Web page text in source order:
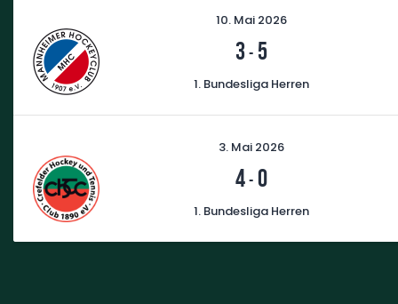
10. Mai 2026
3- 5
1. Bundesliga Herren
3. Mai 2026
4- 0
1. Bundesliga Herren